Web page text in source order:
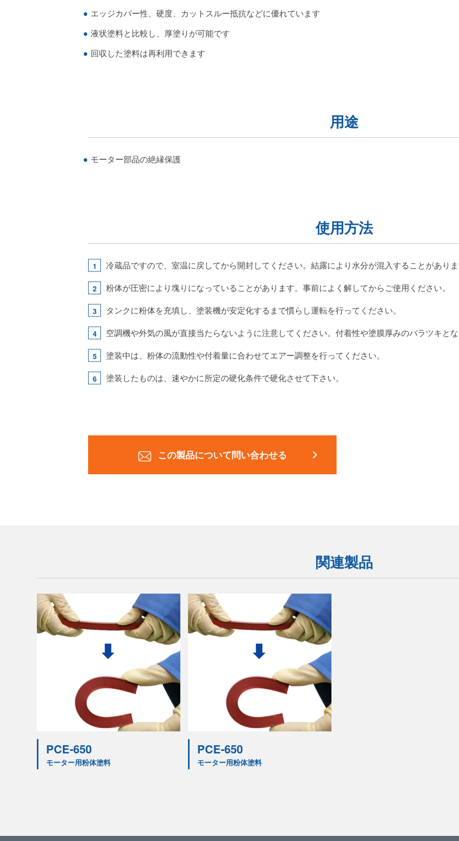
エッジカバー性、硬度、カットスルー抵抗などに優れています
液状塗料と比較し、厚塗りが可能です
回収した塗料は再利用できます
用途
モーター部品の絶縁保護
使用方法
冷蔵品ですので、室温に戻してから開封してください。結露により水分が混入することがあり
粉体が圧密により塊りになっていることがあります。事前によく解してからご使用ください。
タンクに粉体を充填し、塗装機が安定化するまで慣らし運転を行ってください。
空調機や外気の風が直接当たらないように注意してください。付着性や塗膜厚みのバラツキと
塗装中は、粉体の流動性や付着量に合わせてエアー調整を行ってください。
塗装したものは、速やかに所定の硬化条件で硬化させて下さい。
この製品について問い合わせる
関連製品
PCE-650
モーター用粉体塗料
PCE-650
モーター用粉体塗料